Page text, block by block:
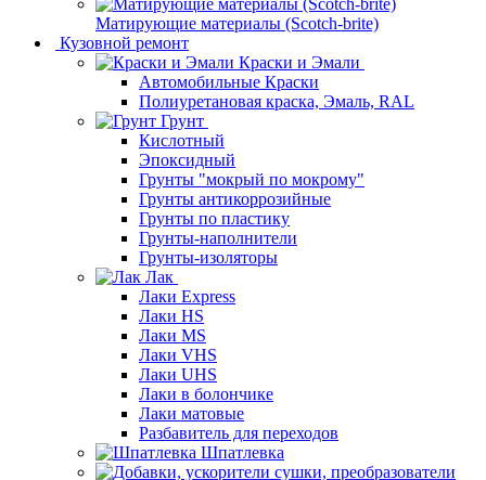
Матирующие материалы (Scotch-brite)
Кузовной ремонт
Краски и Эмали
Автомобильные Краски
Полиуретановая краска, Эмаль, RAL
Грунт
Кислотный
Эпоксидный
Грунты "мокрый по мокрому"
Грунты антикоррозийные
Грунты по пластику
Грунты-наполнители
Грунты-изоляторы
Лак
Лаки Express
Лаки HS
Лаки MS
Лаки VHS
Лаки UHS
Лаки в болончике
Лаки матовые
Разбавитель для переходов
Шпатлевка